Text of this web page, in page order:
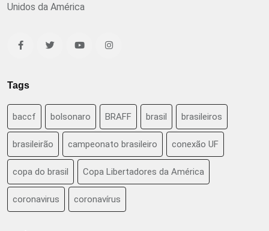
Unidos da América
Tags
baccf bolsonaro BRAFF brasil brasileiros
brasileirão campeonato brasileiro conexão UF
copa do brasil Copa Libertadores da América
coronavirus coronavírus